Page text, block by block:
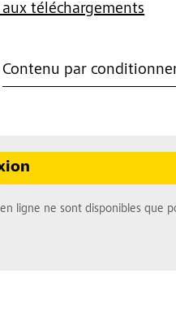
téléchargements
Contenu par
ligne ne sont disponibles que